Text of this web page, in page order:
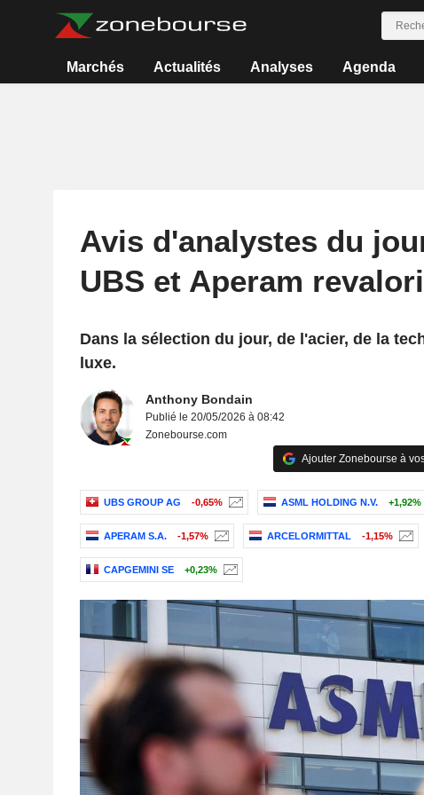
Marchés Actualités Analyses Agenda
Avis d'analystes du
UBS et Aperam
Dans la sélection du jour, de l'acier, de la
luxe.
Anthony Bondain
Publié le 20/05/2026 à 08:42
Zonebourse.com
Ajouter Zonebourse à
UBS GROUP AG -0,65% ASML HOLDING N.V. +1,92%
APERAM S.A. -1,57% ARCELORMITTAL -1,15%
CAPGEMINI SE +0,23%